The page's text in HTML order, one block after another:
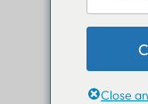
Modernizzare
Close